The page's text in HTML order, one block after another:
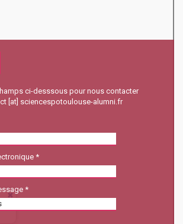
ci-desssous pour nous contacter
[at] sciencespotoulouse-alumni.fr
*
*